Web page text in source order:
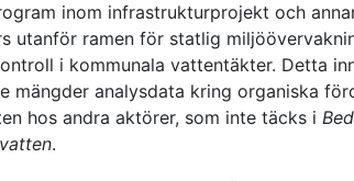
inom infrastrukturprojekt och
utanför ramen för statlig
i kommunala vattentäkter. Detta
mängder analysdata kring organiska
hos andra aktörer, som inte täcks i
.